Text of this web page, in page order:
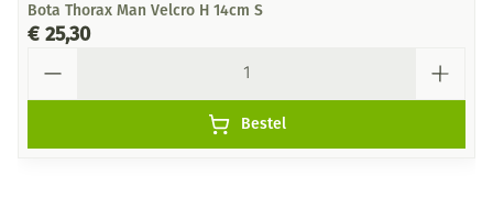
Bota Thorax Man Velcro H 14cm S
€ 25,30
Bestel